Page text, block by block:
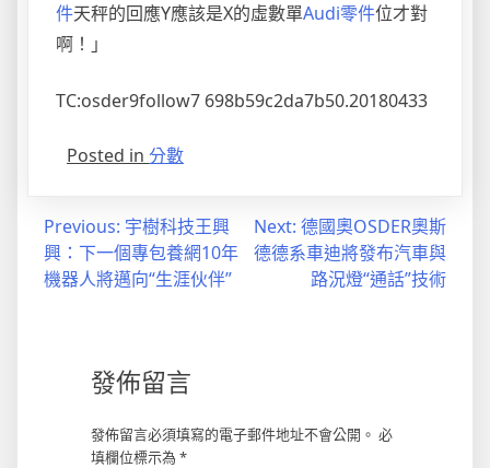
件天秤的回應Y應該是X的虛數單Audi零件位才對
啊！」
TC:osder9follow7 698b59c2da7b50.20180433
Posted in 分數
Previous: 宇樹科技王興
興：下一個專包養網10年
機器人將邁向“生涯伙伴”
Next: 德國奧OSDER奧斯
德德系車迪將發布汽車與
路況燈“通話”技術
發佈留言
發佈留言必須填寫的電子郵件地址不會公開。 必
填欄位標示為 *